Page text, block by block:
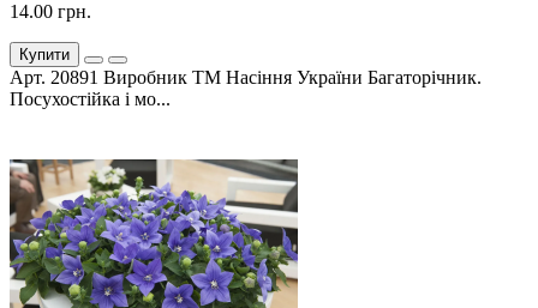
14.00 грн.
Купити
Арт. 20891 Виробник ТМ Насіння України Багаторічник.
Посухостійка і мо...